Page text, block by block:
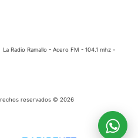
La Radio Ramallo - Acero FM - 104.1 mhz -
reservados © 2026